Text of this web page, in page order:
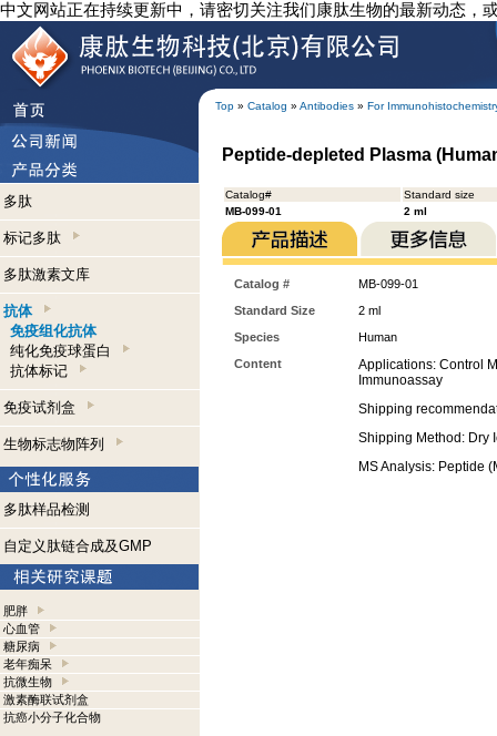
中文网站正在持续更新中，请密切关注我们康肽生物的最新动态，
Top » Catalog » Antibodies » For
多肽
标记多肽
多肽激素文库
抗体
免疫组化抗体
纯化免疫球蛋白
抗体标记
免疫试剂盒
生物标志物阵列
多肽样品检测
自定义肽链合成及GMP
肥胖
心血管
糖尿病
老年痴呆
抗微生物
激素酶联试剂盒
抗癌小分子化合物
Peptide-depleted Plasma
Catalog#
Standard size
MB-099-01
2 ml
Catalog #
MB-099-01
Standard Size
2 ml
Species
Human
Content
Applications: Control
Immunoassay
Shipping
Shipping Method: Dry
MS Analysis: Peptide